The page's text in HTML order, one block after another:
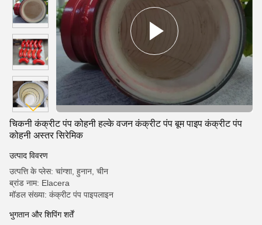
चिकनी कंक्रीट पंप कोहनी हल्के वजन कंक्रीट पंप बूम पाइप कंक्रीट पंप
कोहनी अस्तर सिरेमिक
उत्पाद विवरण
उत्पत्ति के प्लेस: चांग्शा, हुनान, चीन
ब्रांड नाम: Elacera
मॉडल संख्या: कंक्रीट पंप पाइपलाइन
भुगतान और शिपिंग शर्तें